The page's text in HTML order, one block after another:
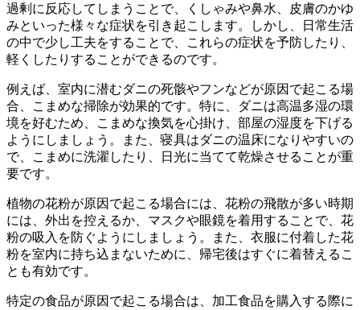
過剰に反応してしまうことで、くしゃみや鼻水、皮膚のかゆ
みといった様々な症状を引き起こします。しかし、
日常生活
の中で少し工夫をすることで、これらの症状を予防したり、
軽くしたりすることができるのです。
例えば、 室内に潜むダニの死骸やフンなどが原因で起こる場
合 、こまめな掃除が効果的です。特に、ダニは高温多湿の環
境を好むため、こまめな換気を心掛け、部屋の湿度を下げる
ようにしましょう。また、寝具はダニの温床になりやすいの
で、こまめに洗濯したり、日光に当てて乾燥させることが重
要です。
植物の花粉が原因で起こる場合には、花粉の飛散が多い時期
には、外出を控えるか、マスクや眼鏡を着用することで、花
粉の吸入を防ぐようにしましょう。また、衣服に付着した花
粉を室内に持ち込まないために、帰宅後はすぐに着替えるこ
とも有効です。
特定の食品が原因で起こる場合は、加工食品を購入する際に